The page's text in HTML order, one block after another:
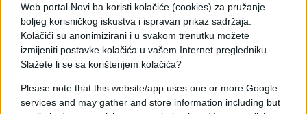
Web portal Novi.ba koristi kolačiće (cookies) za pružanje
boljeg korisničkog iskustva i ispravan prikaz sadržaja.
Kolačići su anonimizirani i u svakom trenutku možete
izmijeniti postavke kolačića u vašem Internet pregledniku.
Slažete li se sa korištenjem kolačića?
Please note that this website/app uses one or more Google
services and may gather and store information including but
- Napravite predah i ustanite svakih sat vremena
Ustajanje od računara ili namještanje ramena
smanjuje ukočenost i otklanja stres te pomaže
cirkulaciju